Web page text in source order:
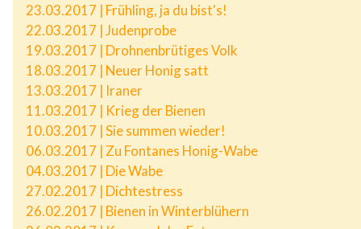
23.03.2017 | Frühling, ja du bist's!
22.03.2017 | Judenprobe
19.03.2017 | Drohnenbrütiges Volk
18.03.2017 | Neuer Honig satt
13.03.2017 | Iraner
11.03.2017 | Krieg der Bienen
10.03.2017 | Sie summen wieder!
06.03.2017 | Zu Fontanes Honig-Wabe
04.03.2017 | Die Wabe
27.02.2017 | Dichtestress
26.02.2017 | Bienen in Winterblühern